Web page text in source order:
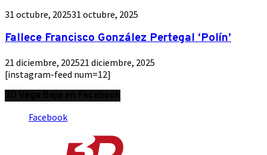
31 octubre, 202531 octubre, 2025
Fallece Francisco González Pertegal ‘Polín’
21 diciembre, 202521 diciembre, 2025
[instagram-feed num=12]
Facebook